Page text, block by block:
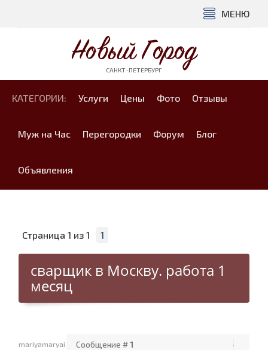
МЕНЮ
Новый Город
САНКТ-ПЕТЕРБУРГ
КАТЕГОРИИ: Услуги Цены Фото Отзывы
Муж на Час Перегородки Форум Блог
Объявления
Страница 1 из 1 1
сварщик в Москву. работа 1
месяц
mariyamaryai Сообщение #1